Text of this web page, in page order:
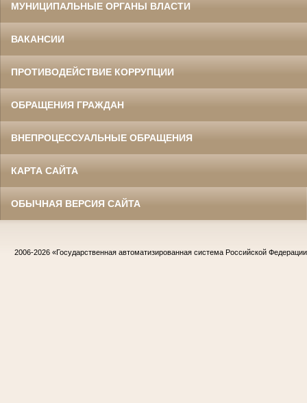
МУНИЦИПАЛЬНЫЕ ОРГАНЫ ВЛАСТИ
ВАКАНСИИ
ПРОТИВОДЕЙСТВИЕ КОРРУПЦИИ
ОБРАЩЕНИЯ ГРАЖДАН
ВНЕПРОЦЕССУАЛЬНЫЕ ОБРАЩЕНИЯ
КАРТА САЙТА
ОБЫЧНАЯ ВЕРСИЯ САЙТА
2006-2026 «Государственная автоматизированная система Российской